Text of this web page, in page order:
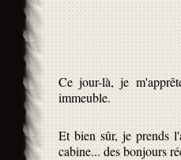
Ce jour-là, je
immeuble.
Et bien sûr, je prends
cabine... des bonjours